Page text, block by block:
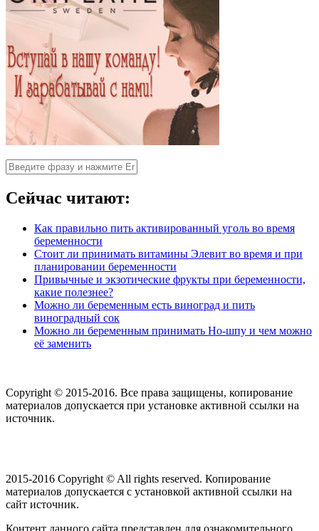
Сейчас читают:
Как правильно пить активированный уголь во время
беременности
Стоит ли принимать витамины Элевит во время и при
планировании беременности
Привычные и экзотические фрукты при беременности,
какие полезнее?
Можно ли беременным есть виноград и пить
виноградный сок
Можно ли беременным принимать Но-шпу и чем можно
её заменить
Copyright © 2015-2016. Все права защищены, копирование
материалов допускается при установке активной ссылки на
источник.
2015-2016 Copyright © All rights reserved. Копирование
материалов допускается с установкой активной ссылки на
сайт источник.
Контент данного сайта представлен для ознакомительного